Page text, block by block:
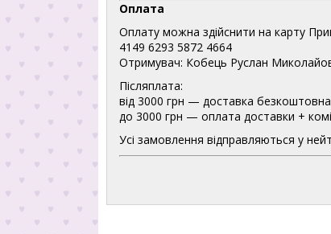
Оплата
Оплату можна здійснити на карту
4149 6293 5872 4664
Отримувач: Кобець Руслан
Післяплата:
від 3000 грн — доставка безкоштовна
до 3000 грн — оплата доставки +
Усі замовлення відправляються у